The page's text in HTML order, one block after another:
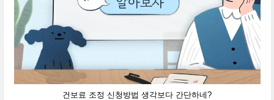
건보료 조정 신청방법 생각보다 간단하네?